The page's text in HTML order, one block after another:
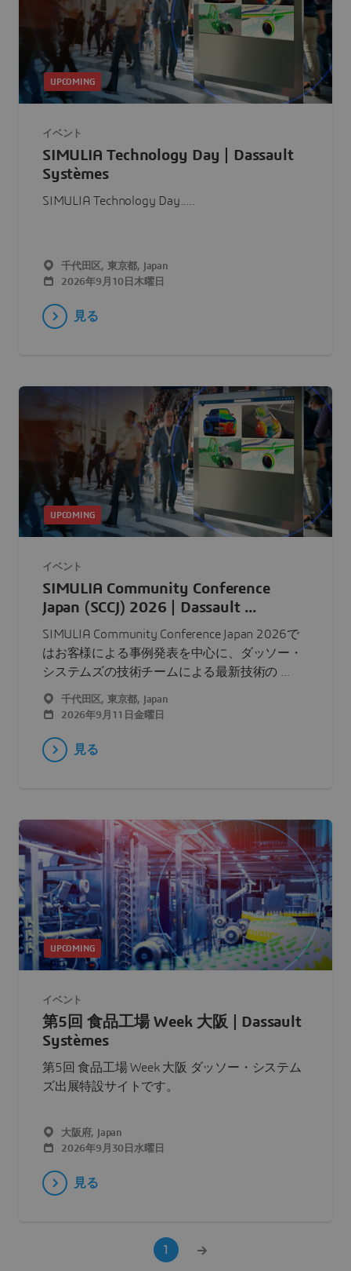
UPCOMING
イベント
SIMULIA Technology Day | Dassault
Systèmes
SIMULIA Technology Day.....
千代田区, 東京都, Japan
2026年9月10日木曜日
見る
UPCOMING
イベント
SIMULIA Community Conference
Japan (SCCJ) 2026 | Dassault ...
SIMULIA Community Conference Japan 2026で
はお客様による事例発表を中心に、ダッソー・
システムズの技術チームによる最新技術の ...
千代田区, 東京都, Japan
2026年9月11日金曜日
見る
UPCOMING
イベント
第5回 食品工場 Week 大阪 | Dassault
Systèmes
第5回 食品工場 Week 大阪 ダッソー・システム
ズ出展特設サイトです。
大阪府, Japan
2026年9月30日水曜日
見る
1